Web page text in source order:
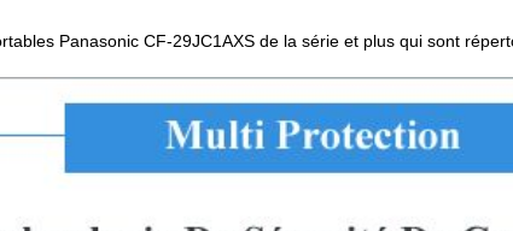
Panasonic CF-29JC1AXS de la série et plus qui sont